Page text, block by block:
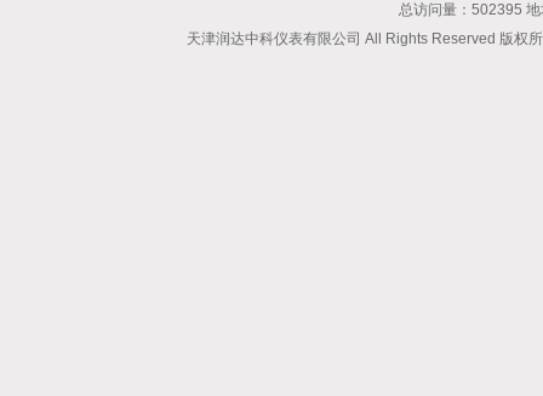
总访问量：502395
天津润达中科仪表有限公司 All Rights Reserved 版权